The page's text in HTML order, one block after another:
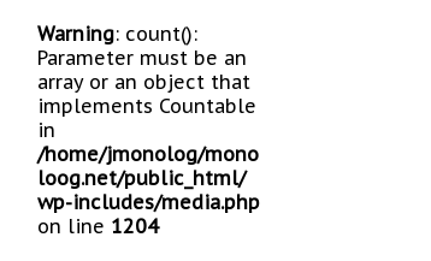
Warning: count():
Parameter must be an
array or an object that
implements Countable
in
/home/jmonolog/mono
loog.net/public_html/
wp-includes/media.php
on line 1204